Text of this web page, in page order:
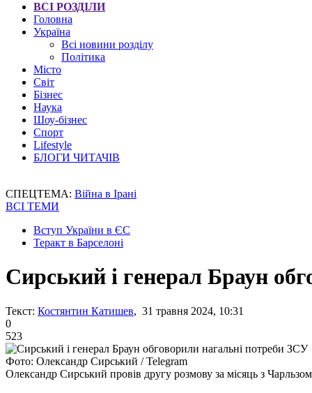
ВСІ РОЗДІЛИ
Головна
Україна
Всі новини розділу
Політика
Місто
Світ
Бізнес
Наука
Шоу-бізнес
Спорт
Lifestyle
БЛОГИ ЧИТАЧІВ
СПЕЦТЕМА: Війна в Ірані
ВСІ ТЕМИ
Вступ України в ЄС
Теракт в Барселоні
Сирський і генерал Браун
Текст: Костянтин Катишев, 31 травня 2024, 10:31
0
523
Фото: Олександр Сирський / Telegram
Олександр Сирський провів другу розмову за місяць з